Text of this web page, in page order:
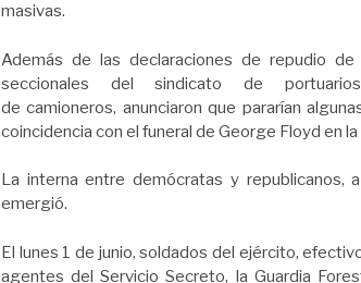
masivas.
Además de las declaraciones de repudio
seccionales del sindicato de
de camioneros, anunciaron que pararían
coincidencia con el funeral de George Floyd en
La interna entre demócratas y
emergió.
El lunes 1 de junio, soldados del ejército,
agentes del Servicio Secreto, la Guardia